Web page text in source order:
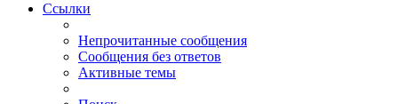
Ссылки
Непрочитанные сообщения
Сообщения без ответов
Активные темы